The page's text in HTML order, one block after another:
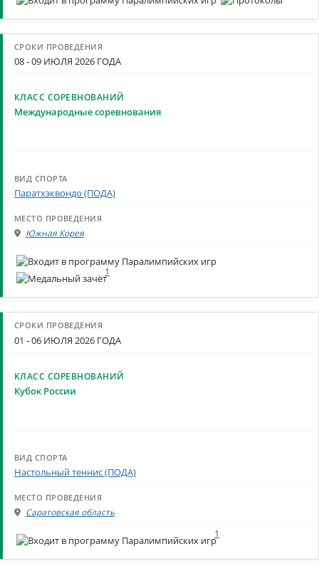
08 - 09 ИЮЛЯ 2026 ГОДА
Международные соревнования
Паратхэквондо (ПОДА)
Южная Корея
1
01 - 06 ИЮЛЯ 2026 ГОДА
Кубок России
Настольный теннис (ПОДА)
Саратовская область
1